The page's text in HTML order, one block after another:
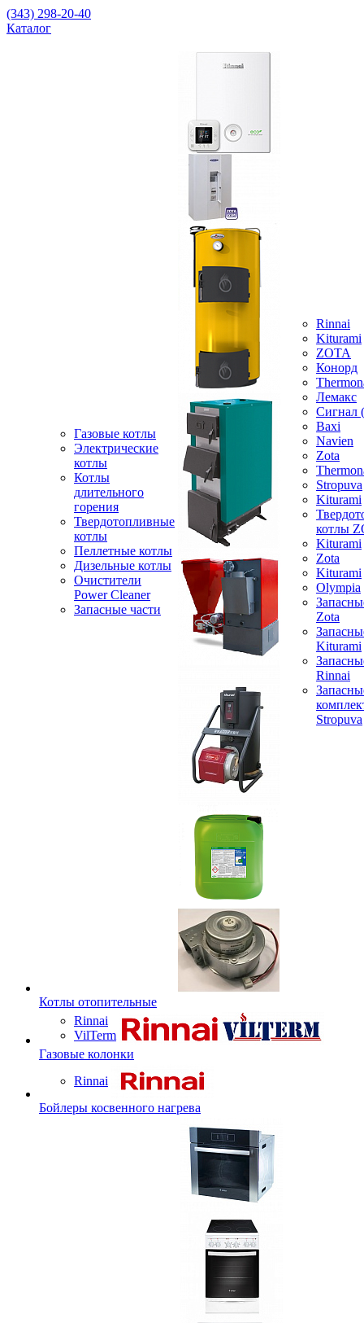
(343) 298-20-40
Каталог
Газовые котлы
Электрические
котлы
Котлы
длительного
горения
Твердотопливные
котлы
Пеллетные котлы
Дизельные котлы
Очистители
Power Cleaner
Запасные части
Rinnai
Kiturami
ZOTA
Конорд
Лемакс
Baxi
Navien
Zota
Stropuva
Kiturami
котлы
Kiturami
Zota
Kiturami
Olympia
Zota
Kiturami
Rinnai
Stropuva
Котлы отопительные
Rinnai
VilTerm
Газовые колонки
Rinnai
Бойлеры косвенного нагрева